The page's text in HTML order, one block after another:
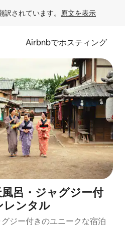
されています。 原文を表示
Airbnbでホスティング
呂・ジャグジー付
レンタル
ジー付きのユニークな宿泊